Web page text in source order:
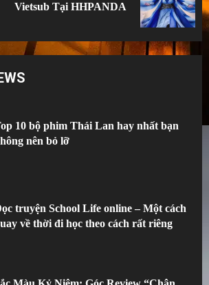
Vietsub Tại HHPANDA
10 bộ phim Thái Lan hay nhất bạn
nên bỏ lỡ
truyện School Life online – Một cách
về thời đi học theo cách rất riêng